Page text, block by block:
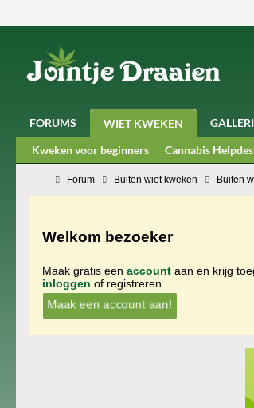
FORUMS WIET KWEKEN
Kweken voor beginners
Cannabis
Forum Buiten wiet kweken Buiten
Welkom bezoeker
Maak gratis een account aan en krijg
inloggen of registreren.
Maak een account aan!